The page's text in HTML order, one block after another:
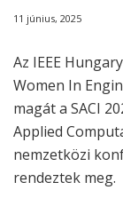
11 június, 2025
Az IEEE
Women In
magát a SACI
Applied
nemzetközi
rendeztek meg.